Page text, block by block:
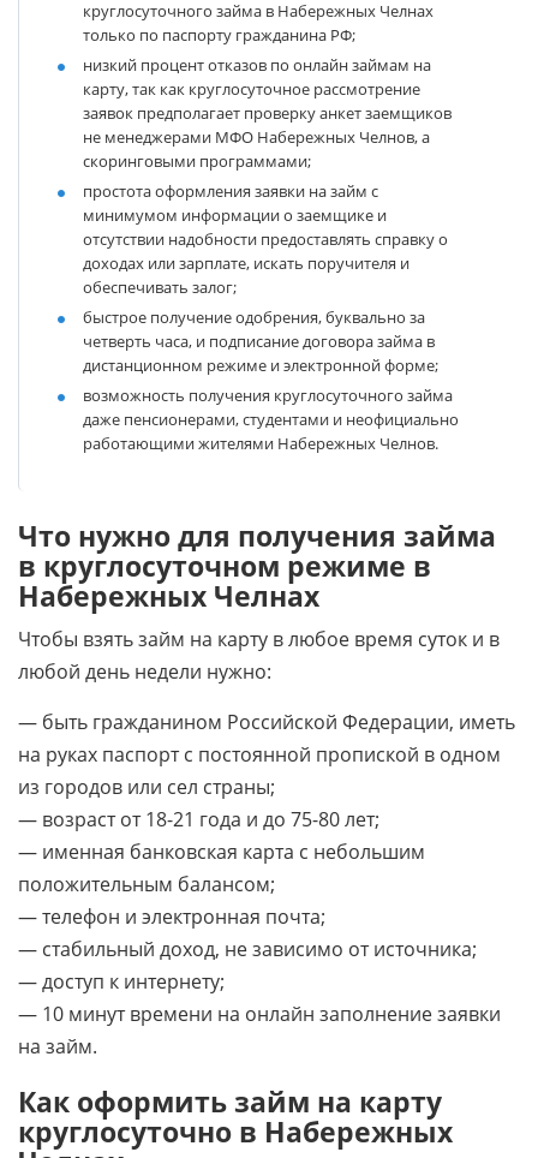
круглосуточного займа в Набережных Челнах
только по паспорту гражданина РФ;
низкий процент отказов по онлайн займам на
карту, так как круглосуточное рассмотрение
заявок предполагает проверку анкет заемщиков
не менеджерами МФО Набережных Челнов, а
скоринговыми программами;
простота оформления заявки на займ с
минимумом информации о заемщике и
отсутствии надобности предоставлять справку о
доходах или зарплате, искать поручителя и
обеспечивать залог;
быстрое получение одобрения, буквально за
четверть часа, и подписание договора займа в
дистанционном режиме и электронной форме;
возможность получения круглосуточного займа
даже пенсионерами, студентами и неофициально
работающими жителями Набережных Челнов.
Что нужно для получения займа
в круглосуточном режиме в
Набережных Челнах
Чтобы взять займ на карту в любое время суток и в
любой день недели нужно:
— быть гражданином Российской Федерации, иметь
на руках паспорт с постоянной пропиской в одном
из городов или сел страны;
— возраст от 18-21 года и до 75-80 лет;
— именная банковская карта с небольшим
положительным балансом;
— телефон и электронная почта;
— стабильный доход, не зависимо от источника;
— доступ к интернету;
— 10 минут времени на онлайн заполнение заявки
на займ.
Как оформить займ на карту
круглосуточно в Набережных